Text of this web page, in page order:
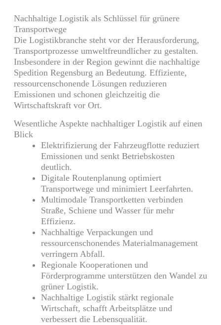
Nachhaltige Logistik als Schlüssel für grünere
Transportwege
Die Logistikbranche steht vor der Herausforderung,
Transportprozesse umweltfreundlicher zu gestalten.
Insbesondere in der Region gewinnt die nachhaltige
Spedition Regensburg an Bedeutung. Effiziente,
ressourcenschonende Lösungen reduzieren
Emissionen und schonen gleichzeitig die
Wirtschaftskraft vor Ort.
Wesentliche Aspekte nachhaltiger Logistik auf einen
Blick
Elektrifizierung der Fahrzeugflotte reduziert
Emissionen und senkt Betriebskosten
deutlich.
Digitale Routenplanung optimiert
Transportwege und minimiert Leerfahrten.
Multimodale Transportketten verbinden
Straße, Schiene und Wasser für mehr
Effizienz.
Nachhaltige Verpackungen und
ressourcenschonendes Materialmanagement
verringern Abfall.
Regionale Kooperationen und
Förderprogramme unterstützen den Wandel zu
grüner Logistik.
Nachhaltige Logistik stärkt regionale
Wirtschaft, schafft Arbeitsplätze und
verbessert die Lebensqualität.